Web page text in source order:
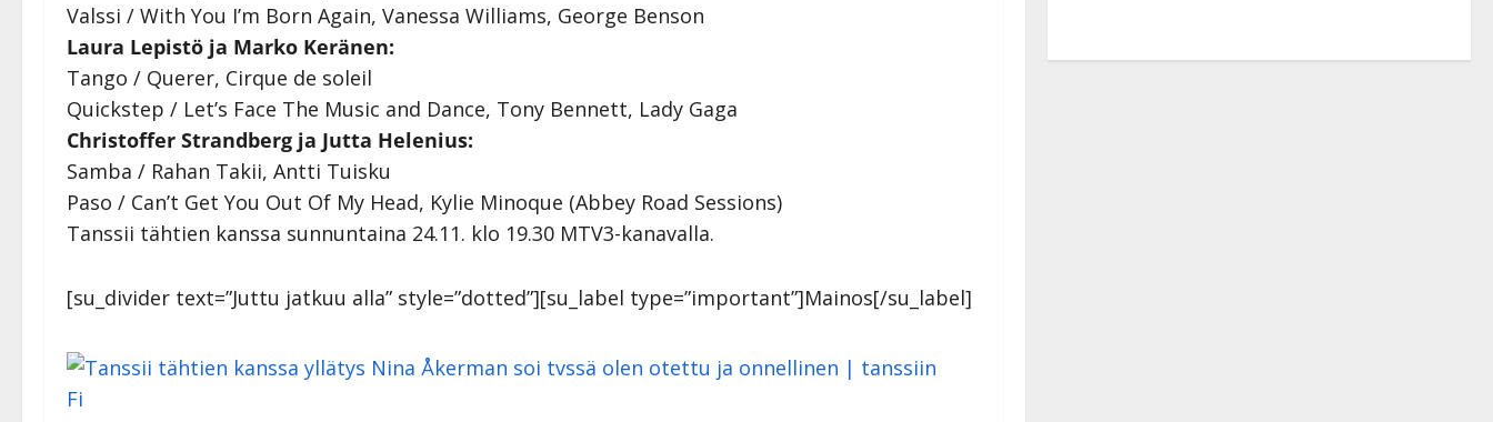
Valssi / With You I’m Born Again, Vanessa Williams, George Benson
Laura Lepistö ja Marko Keränen:
Tango / Querer, Cirque de soleil
Quickstep / Let’s Face The Music and Dance, Tony Bennett, Lady Gaga
Christoffer Strandberg ja Jutta Helenius:
Samba / Rahan Takii, Antti Tuisku
Paso / Can’t Get You Out Of My Head, Kylie Minoque (Abbey Road Sessions)
Tanssii tähtien kanssa sunnuntaina 24.11. klo 19.30 MTV3-kanavalla.
[su_divider text=”Juttu jatkuu alla” style=”dotted”][su_label type=”important”]Mainos[/su_label]